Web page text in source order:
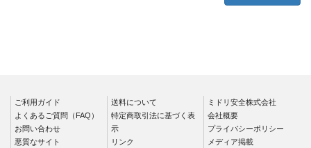
ウイルス対策用品
商品カテゴリ一覧
ご利用ガイド
よくあるご質問（FAQ）
お問い合わせ
悪質なサイト
送料について
特定商取引法に基づく表
示
リンク
ミドリ安全株式会社
会社概要
プライバシーポリシー
メディア掲載